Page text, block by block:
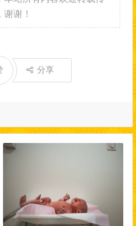
谢！
分享